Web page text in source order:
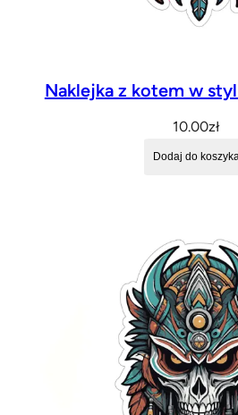
Naklejka z kotem w
10.00zł
Dodaj do